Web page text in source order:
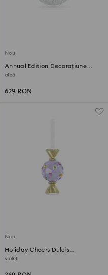
Nou
Annual Edition Decorațiune
glob 2026
albă
629 RON
Nou
Holiday Cheers Dulcis
Decorațiune bomboană
violet